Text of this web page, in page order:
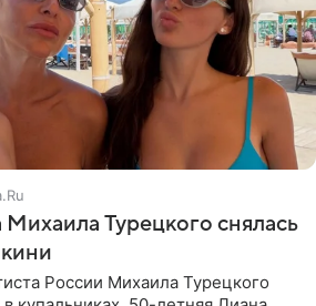
Турецкого снялась
России Михаила Турецкого